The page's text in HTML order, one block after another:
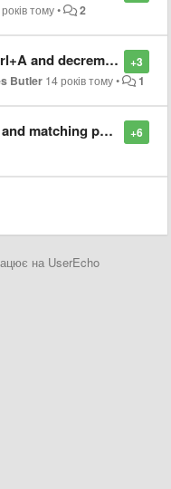
тому• 2
+3
Ctrl+X in Vintage mode
Butler 14 років тому• 1
+6
parentheses
на UserEcho